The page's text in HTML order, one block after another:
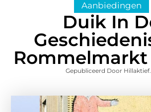
Aanbiedingen
Duik In
Rommelmarkt
Gepubliceerd Door